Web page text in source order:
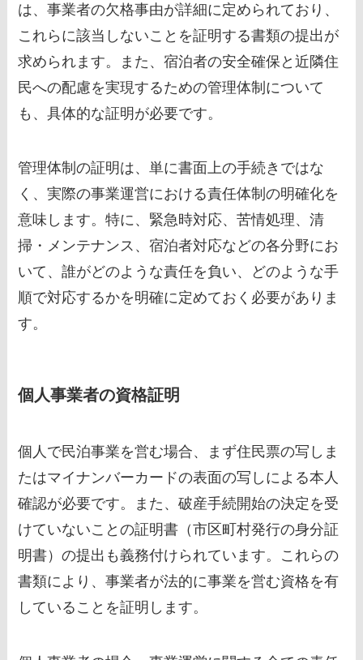
は、事業者の欠格事由が詳細に定められており、
これらに該当しないことを証明する書類の提出が
求められます。また、宿泊者の安全確保と近隣住
民への配慮を実現するための管理体制について
も、具体的な証明が必要です。
管理体制の証明は、単に書面上の手続きではな
く、実際の事業運営における責任体制の明確化を
意味します。特に、緊急時対応、苦情処理、清
掃・メンテナンス、宿泊者対応などの各分野にお
いて、誰がどのような責任を負い、どのような手
順で対応するかを明確に定めておく必要がありま
す。
個人事業者の資格証明
個人で民泊事業を営む場合、まず住民票の写しま
たはマイナンバーカードの表面の写しによる本人
確認が必要です。また、破産手続開始の決定を受
けていないことの証明書（市区町村発行の身分証
明書）の提出も義務付けられています。これらの
書類により、事業者が法的に事業を営む資格を有
していることを証明します。